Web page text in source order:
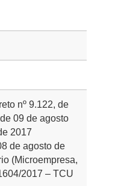
nº 9.122, de
09 de agosto
2017
de agosto de
(Microempresa,
2017 – TCU